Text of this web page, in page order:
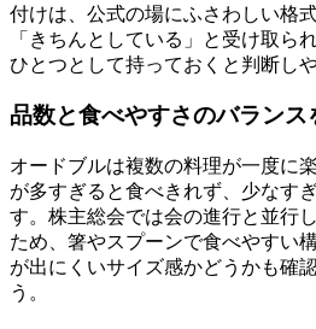
付けは、公式の場にふさわしい格
「きちんとしている」と受け取ら
ひとつとして持っておくと判断しや
品数と食べやすさのバランス
オードブルは複数の料理が一度に
が多すぎると食べきれず、少なす
す。株主総会では会の進行と並行
ため、箸やスプーンで食べやすい
が出にくいサイズ感かどうかも確
う。